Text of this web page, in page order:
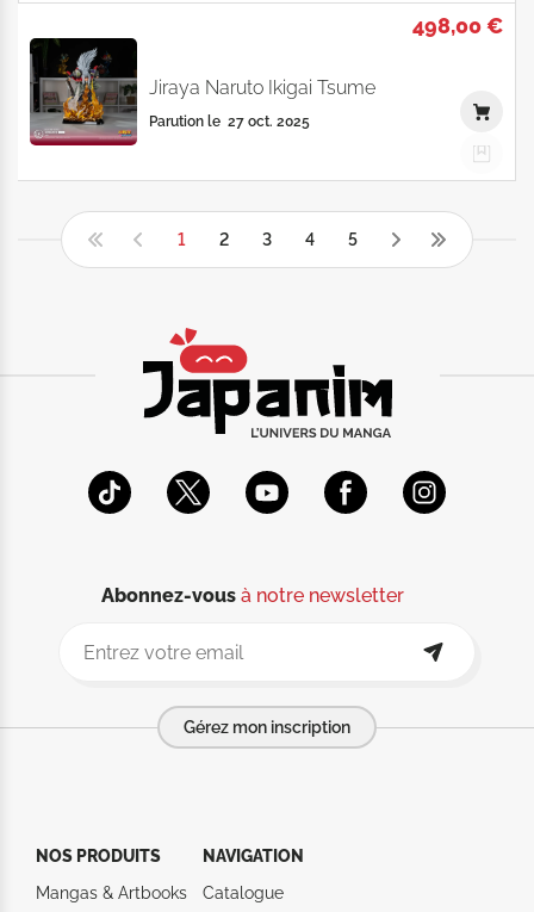
498,00 €
Jiraya Naruto Ikigai Tsume
Parution le 27 oct. 2025
1 2 3 4 5
Abonnez-vousà notre newsletter
Gérez mon inscription
NOS PRODUITS
Mangas & Artbooks
NAVIGATION
Catalogue